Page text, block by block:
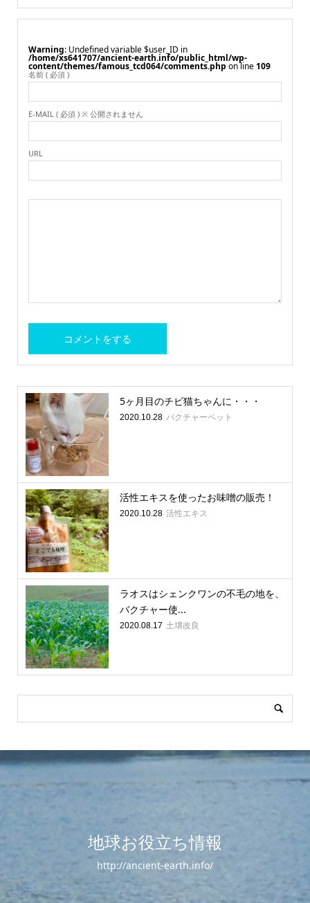
Warning : Undefined variable $user_ID in
/home/xs641707/ancient-earth.info/public_html/wp-
content/themes/famous_tcd064/comments.php on line109
名前 ( 必須 )
E-MAIL ( 必須 ) ※ 公開されません
URL
5ヶ月目のチビ猫ちゃんに・・・
2020.10.28 バクチャーペット
活性エキスを使ったお味噌の販売！
2020.10.28 活性エキス
ラオスはシェンクワンの不毛の地を、
バクチャー使...
2020.08.17 土壌改良
地球お役立ち情報
http://ancient-earth.info/